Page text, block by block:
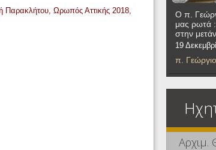
Παρακλήτου, Ωρωπός Αττικής 2018,
Ο π.
μας ρωτά
στην
19
π.
Αρχιμ.